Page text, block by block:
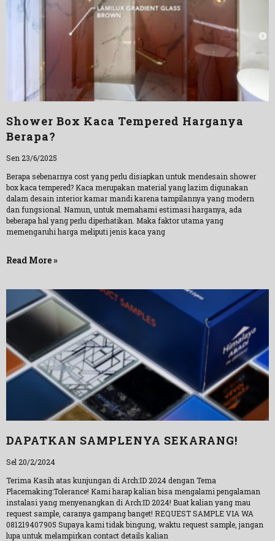
Shower Box Kaca Tempered Harganya
Berapa?
Sen 23/6/2025
Berapa sebenarnya cost yang perlu disiapkan untuk mendesain shower
box kaca tempered? Kaca merupakan material yang lazim digunakan
dalam desain interior kamar mandi karena tampilannya yang modern
dan fungsional. Namun, untuk memahami estimasi harganya, ada
beberapa hal yang perlu diperhatikan. Maka faktor utama yang
memengaruhi harga meliputi jenis kaca yang
Read More »
DAPATKAN SAMPLENYA SEKARANG!
Sel 20/2/2024
Terima Kasih atas kunjungan di Arch:ID 2024 dengan Tema
Placemaking:Tolerance! Kami harap kalian bisa mengalami pengalaman
instalasi yang menyenangkan di Arch:ID 2024! Buat kalian yang mau
request sample, caranya gampang banget! REQUEST SAMPLE VIA WA
081219407905 Supaya kami tidak bingung, waktu request sample, jangan
lupa untuk melampirkan contact details kalian